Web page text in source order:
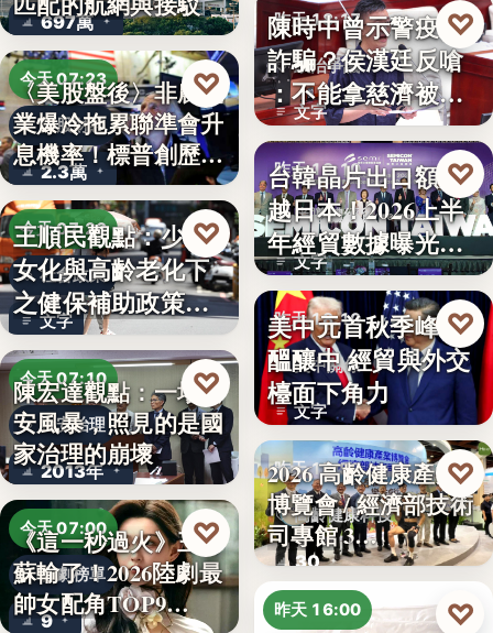
697萬
今天 07:23
美股財經
2.3萬
〈美股盤後〉非農就
業爆冷拖累聯準會升
息機率！標普創歷史
新…
♡
今天 07:20
社會政策
文字
王順民觀點：少子
女化與高齡老化下
之健保補助政策的
解構、重…
♡
今天 07:10
食安治理
2013年
陳宏達觀點：一場食
安風暴，照見的是國
家治理的崩壞
♡
今天 07:00
影劇榜單
9
《這一秒過火》王籽
蘇輸了！2026陸劇最
帥女配角TOP9…
♡
昨天 18:17
政治爭議
文字
陳時中曾示警疫苗
詐騙？侯漢廷反嗆
：不能拿慈濟被詐
來洗白「…
♡
昨天 18:10
半導體經貿
文字
台韓晶片出口額超
越日本！2026上半
年經貿數據曝光：
台積…
♡
昨天 18:10
美中關係
文字
美中元首秋季峰會
醞釀中 經貿與外交
檯面下角力
♡
昨天 17:59
高齡健康科技
30
2026 高齡健康產業
博覽會 / 經濟部技術
司專館 3…
♡
昨天 16:00 ♡